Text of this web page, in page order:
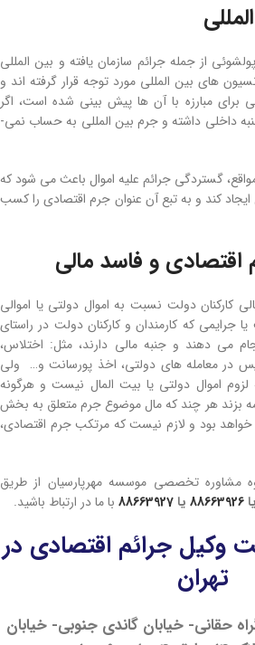
از جمله جرائم سازمان­ یافته و بین­ المللی
­های بین­ المللی مورد توجه قرار گرفته ­اند و
برای مبارزه با آن ­ها پیش­ بینی شده است، اگر
جرائم علیه اموال بطور عمده جنبه داخلی داشته و جرم بین­ المللی به حساب نمی­
گستردگی جرائم علیه اموال باعث می­ شود که
کند و به تبع آن عنوان جرم اقتصادی را کسب
اقتصادی و فاسد مالی
کارکنان دولت نسبت به اموال دولتی یا اموالی
جرایمی که کارمندان و کارکنان دولت در راستای
می­ دهند و جنبه مالی دارند، مثل: اختلاس،
در معامله­ های دولتی، اخذ پورسانت و… ولی
اموال دولتی یا بیت­ المال نیست و هرگونه
بزند هر چند که مال موضوع جرم متعلق به بخش
بود و لازم نیست که مرتکب جرم اقتصادی،
مشاوره تخصصی موسسه مهرپارسیان از طریق
یا 88663926 یا 88663927 با ما در ارتباط باشید.
وکیل جرائم اقتصادی در
تهران
حقانی- خیابان گاندی جنوبی- خیابان